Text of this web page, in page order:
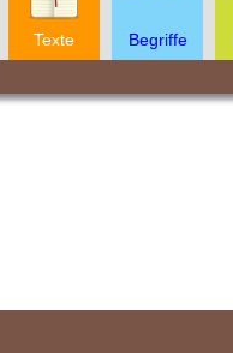
Texte Begriffe